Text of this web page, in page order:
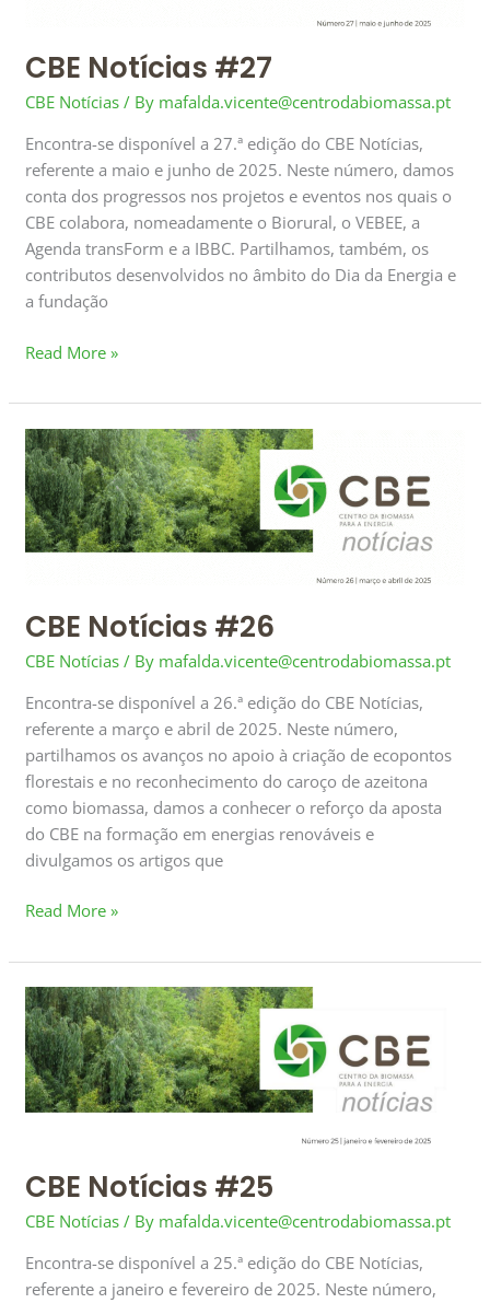
CBE Notícias #27
CBE Notícias / By mafalda.vicente@centrodabiomassa.pt
Encontra-se disponível a 27.ª edição do CBE Notícias,
referente a maio e junho de 2025. Neste número, damos
conta dos progressos nos projetos e eventos nos quais o
CBE colabora, nomeadamente o Biorural, o VEBEE, a
Agenda transForm e a IBBC. Partilhamos, também, os
contributos desenvolvidos no âmbito do Dia da Energia e
a fundação
Read More »
CBE Notícias #26
CBE Notícias / By mafalda.vicente@centrodabiomassa.pt
Encontra-se disponível a 26.ª edição do CBE Notícias,
referente a março e abril de 2025. Neste número,
partilhamos os avanços no apoio à criação de ecopontos
florestais e no reconhecimento do caroço de azeitona
como biomassa, damos a conhecer o reforço da aposta
do CBE na formação em energias renováveis e
divulgamos os artigos que
CBE
Notícias
#26
Read More »
CBE Notícias #25
CBE Notícias / By mafalda.vicente@centrodabiomassa.pt
Encontra-se disponível a 25.ª edição do CBE Notícias,
referente a janeiro e fevereiro de 2025. Neste número,
CBE
Notícias
#25